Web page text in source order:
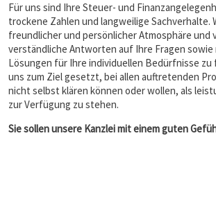
Für uns sind Ihre Steuer- und
trockene Zahlen und langweilige Sachverhalte.
freundlicher und persönlicher Atmosphäre und
verständliche Antworten auf Ihre Fragen
Lösungen für Ihre individuellen Bedürfnisse zu
uns zum Ziel gesetzt, bei allen auftretenden
nicht selbst klären können oder wollen, als
zur Verfügung zu stehen.
Sie sollen unsere Kanzlei mit einem guten